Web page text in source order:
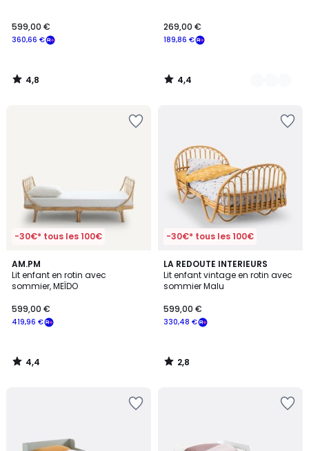
360,66 €
599,00 €
4,8
/
189,86 €
269,00 €
4,4
/
-30€* tous les 100€
AM.PM
Lit enfant en rotin avec
sommier, MEÏDO
419,96 €
599,00 €
4,4
/ 5
4,4
/
-30€* tous les 100€
LA REDOUTE INTERIEURS
Lit enfant vintage en rotin avec
sommier Malu
330,48 €
599,00 €
2,8
/ 5
2,8
/